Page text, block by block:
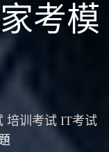
考模
培训考试 IT考试